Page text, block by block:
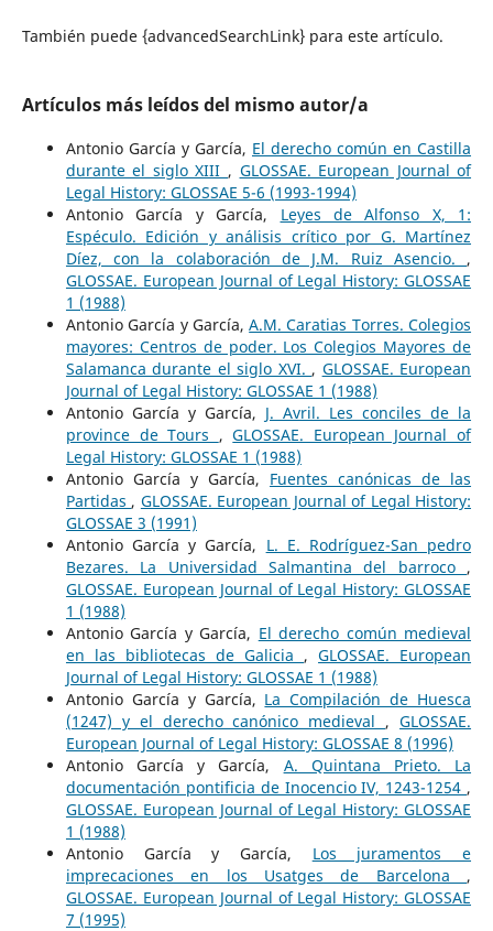
También puede {advancedSearchLink} para este artículo.
Artículos más leídos del mismo autor/a
Antonio García y García, El derecho común en Castilla
durante el siglo XIII , GLOSSAE. European Journal of
Legal History: GLOSSAE 5-6 (1993-1994)
Antonio García y García, Leyes de Alfonso X, 1:
Espéculo. Edición y análisis crítico por G. Martínez
Díez, con la colaboración de J.M. Ruiz Asencio. ,
GLOSSAE. European Journal of Legal History: GLOSSAE
1 (1988)
Antonio García y García,A.M. Caratias Torres. Colegios
mayores: Centros de poder. Los Colegios Mayores de
Salamanca durante el siglo XVI. , GLOSSAE. European
Journal of Legal History: GLOSSAE 1 (1988)
Antonio García y García, J. Avril. Les conciles de la
province de Tours ,GLOSSAE. European Journal of
Legal History: GLOSSAE 1 (1988)
Antonio García y García, Fuentes canónicas de las
Partidas , GLOSSAE. European Journal of Legal History:
GLOSSAE 3 (1991)
Antonio García y García, L. E. Rodríguez-San pedro
Bezares. La Universidad Salmantina del barroco ,
GLOSSAE. European Journal of Legal History: GLOSSAE
1 (1988)
Antonio García y García, El derecho común medieval
en las bibliotecas de Galicia ,GLOSSAE. European
Journal of Legal History: GLOSSAE 1 (1988)
Antonio García y García, La Compilación de Huesca
(1247) y el derecho canónico medieval ,GLOSSAE.
European Journal of Legal History: GLOSSAE 8 (1996)
Antonio García y García, A. Quintana Prieto. La
documentación pontificia de Inocencio IV, 1243-1254 ,
GLOSSAE. European Journal of Legal History: GLOSSAE
1 (1988)
Antonio García y García, Los juramentos e
imprecaciones en los Usatges de Barcelona ,
GLOSSAE. European Journal of Legal History: GLOSSAE
7 (1995)